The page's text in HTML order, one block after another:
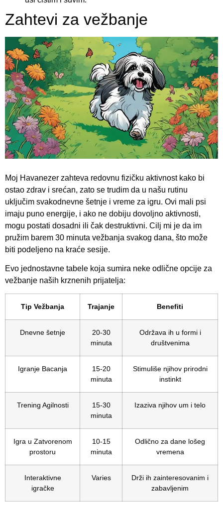
Zahtevi za vežbanje
Moj Havanezer zahteva redovnu fizičku aktivnost kako bi
ostao zdrav i srećan, zato se trudim da u našu rutinu
uključim svakodnevne šetnje i vreme za igru. Ovi mali psi
imaju puno energije, i ako ne dobiju dovoljno aktivnosti,
mogu postati dosadni ili čak destruktivni. Cilj mi je da im
pružim barem 30 minuta vežbanja svakog dana, što može
biti podeljeno na kraće sesije.
Evo jednostavne tabele koja sumira neke odlične opcije za
vežbanje naših krznenih prijatelja:
Tip Vežbanja Trajanje Benefiti
Dnevne šetnje
20-30
minuta
Održava ih u formi i
društvenima
Igranje Bacanja
15-20
minuta
Stimuliše njihov prirodni
instinkt
Trening Agilnosti
15-30
minuta
Izaziva njihov um i telo
Igra u Zatvorenom
prostoru
10-15
minuta
Odlično za dane lošeg
vremena
Interaktivne
igračke
Varies
Drži ih zainteresovanim i
zabavljenim